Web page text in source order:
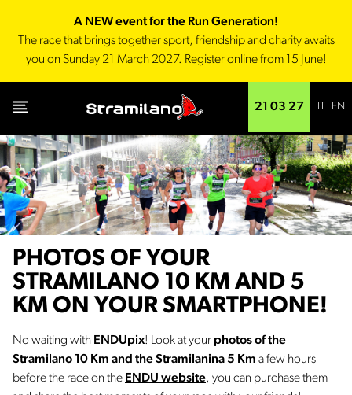
A NEW event for the Run Generation!
The race that brings together sport, friendship and charity awaits
you on Sunday 21 March 2027. Register online from 15 June!
21 03 27 EN
PHOTOS OF YOUR
STRAMILANO 10 KM AND 5
KM ON YOUR SMARTPHONE!
No waiting with ENDUpix! Look at your photos of the
Stramilano 10 Km and the Stramilanina 5 Km a few hours
before the race on the ENDU website, you can purchase them